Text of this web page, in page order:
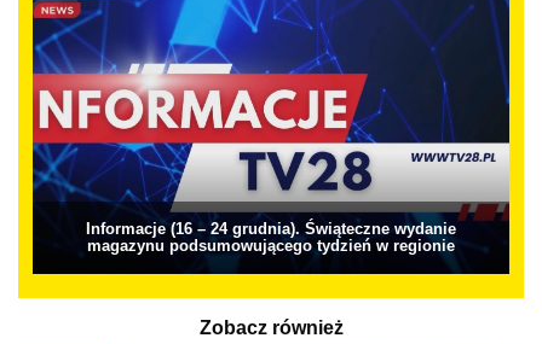
Informacje (16 – 24 grudnia). Świąteczne wydanie
magazynu podsumowującego tydzień w regionie
Zobacz również